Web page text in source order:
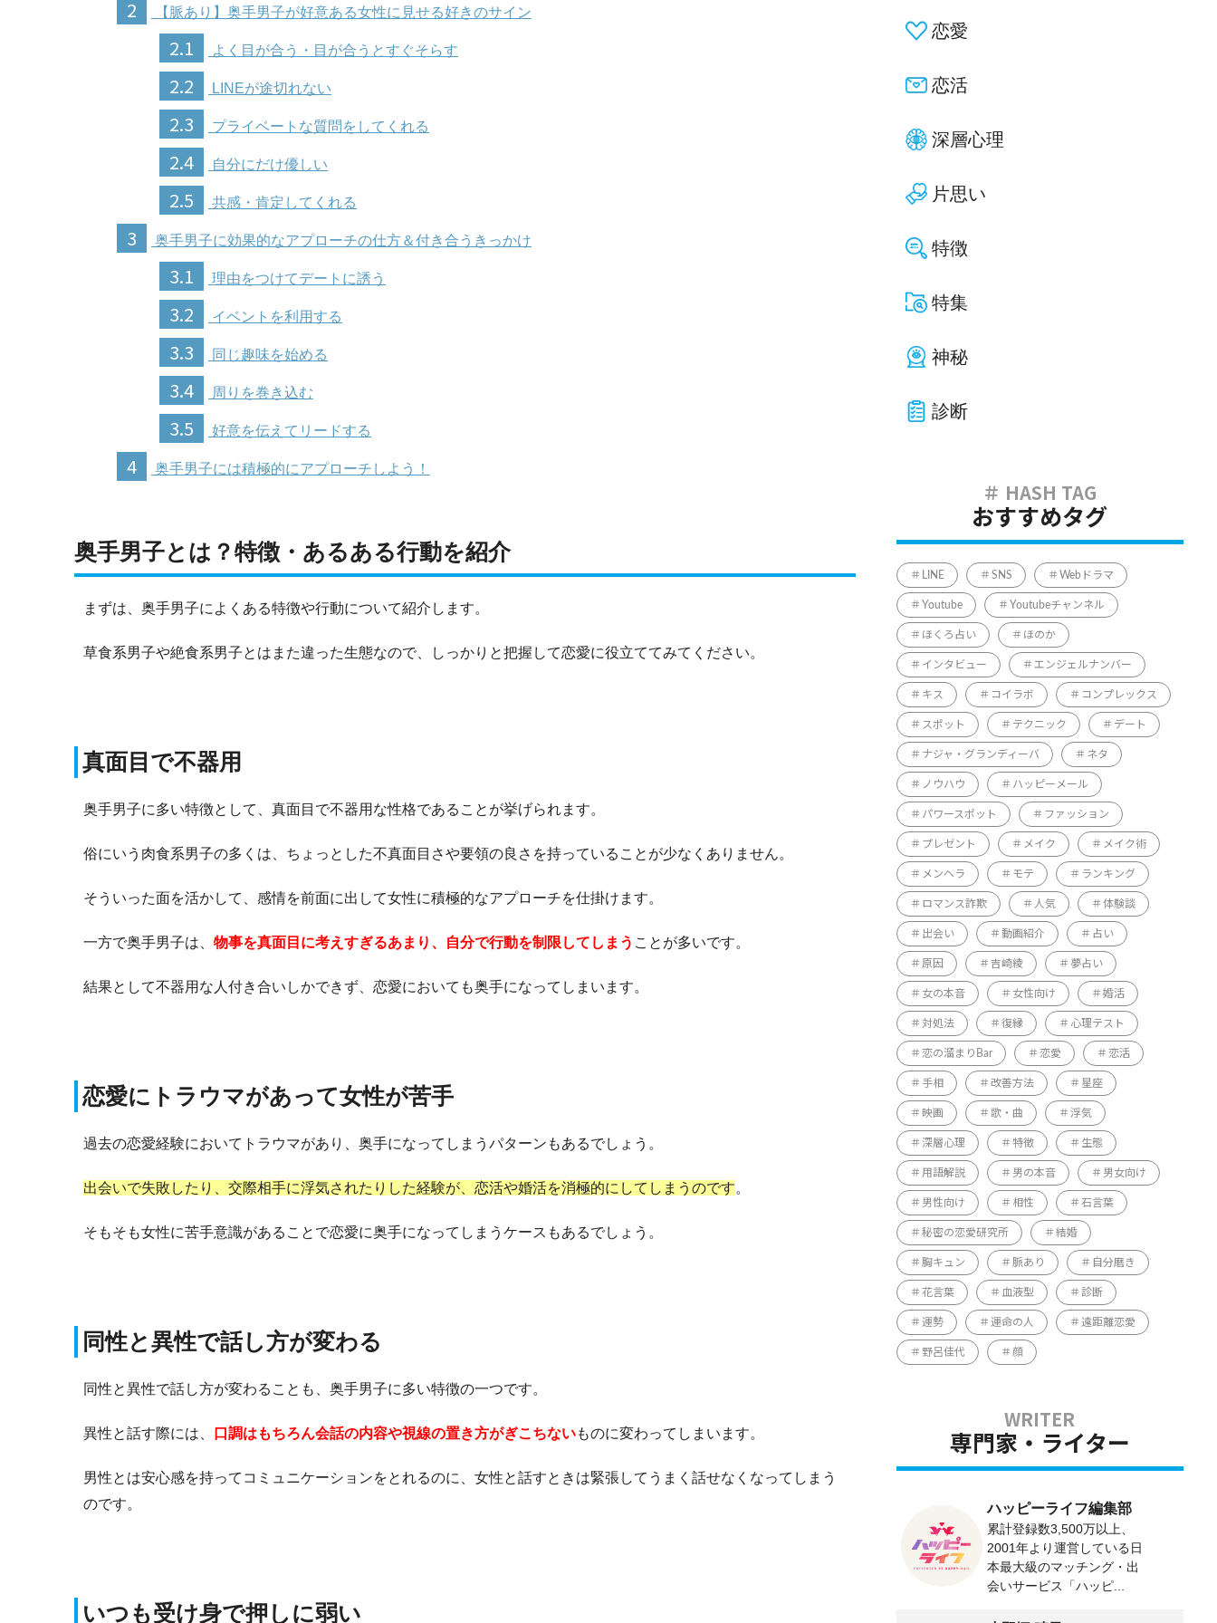
2 【脈あり】奥手男子が好意ある女性に見せる好きのサイン
2.1 よく目が合う・目が合うとすぐそらす
2.2 LINEが途切れない
2.3 プライベートな質問をしてくれる
2.4 自分にだけ優しい
2.5 共感・肯定してくれる
3 奥手男子に効果的なアプローチの仕方＆付き合うきっかけ
3.1 理由をつけてデートに誘う
3.2 イベントを利用する
3.3 同じ趣味を始める
3.4 周りを巻き込む
3.5 好意を伝えてリードする
4 奥手男子には積極的にアプローチしよう！
奥手男子とは？特徴・あるある行動を紹介
まずは、奥手男子によくある特徴や行動について紹介します。
草食系男子や絶食系男子とはまた違った生態なので、しっかりと把握して恋愛に役立ててみてください。
真面目で不器用
奥手男子に多い特徴として、真面目で不器用な性格であることが挙げられます。
俗にいう肉食系男子の多くは、ちょっとした不真面目さや要領の良さを持っていることが少なくありません。
そういった面を活かして、感情を前面に出して女性に積極的なアプローチを仕掛けます。
一方で奥手男子は、 物事を真面目に考えすぎるあまり、自分で行動を制限してしまう ことが多いです。
結果として不器用な人付き合いしかできず、恋愛においても奥手になってしまいます。
恋愛にトラウマがあって女性が苦手
過去の恋愛経験においてトラウマがあり、奥手になってしまうパターンもあるでしょう。
出会いで失敗したり、交際相手に浮気されたりした経験が、恋活や婚活を消極的にしてしまうのです。
そもそも女性に苦手意識があることで恋愛に奥手になってしまうケースもあるでしょう。
同性と異性で話し方が変わる
同性と異性で話し方が変わることも、奥手男子に多い特徴の一つです。
異性と話す際には、 口調はもちろん会話の内容や視線の置き方がぎこちないものに変わってしまいます。
男性とは安心感を持ってコミュニケーションをとれるのに、女性と話すときは緊張してうまく話せなくなってしまう
のです。
いつも受け身で押しに弱い
恋愛
恋活
深層心理
片思い
特徴
特集
神秘
診断
おすすめタグ
LINE SNS Webドラマ
Youtube Youtubeチャンネル
ほくろ占い ほのか
インタビュー エンジェルナンバー
キス コイラボ コンプレックス
スポット テクニック デート
ナジャ・グランディーバ ネタ
ノウハウ ハッピーメール
パワースポット ファッション
プレゼント メイク メイク術
メンヘラ モテ ランキング
ロマンス詐欺 人気 体験談
出会い 動画紹介 占い
原因 吉崎綾 夢占い
女の本音 女性向け 婚活
対処法 復縁 心理テスト
恋の溜まりBar 恋愛 恋活
手相 改善方法 星座
映画 歌・曲 浮気
深層心理 特徴 生態
用語解説 男の本音 男女向け
男性向け 相性 石言葉
秘密の恋愛研究所 結婚
胸キュン 脈あり 自分磨き
花言葉 血液型 診断
運勢 運命の人 遠距離恋愛
野呂佳代 顔
専門家・ライター
ハッピーライフ編集部
累計登録数3,500万以上、
2001年より運営している日
本最大級のマッチング・出
会いサービス「ハッピ...